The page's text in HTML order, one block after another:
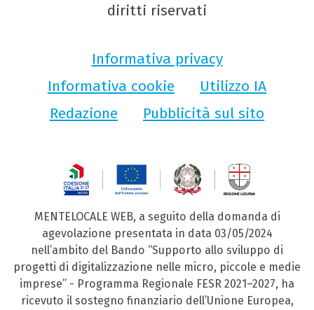
diritti riservati
Informativa privacy
Informativa cookie
Utilizzo IA
Redazione
Pubblicità sul sito
MENTELOCALE WEB, a seguito della domanda di
agevolazione presentata in data 03/05/2024
nell’ambito del Bando “Supporto allo sviluppo di
progetti di digitalizzazione nelle micro, piccole e medie
imprese” - Programma Regionale FESR 2021–2027, ha
ricevuto il sostegno finanziario dell’Unione Europea,